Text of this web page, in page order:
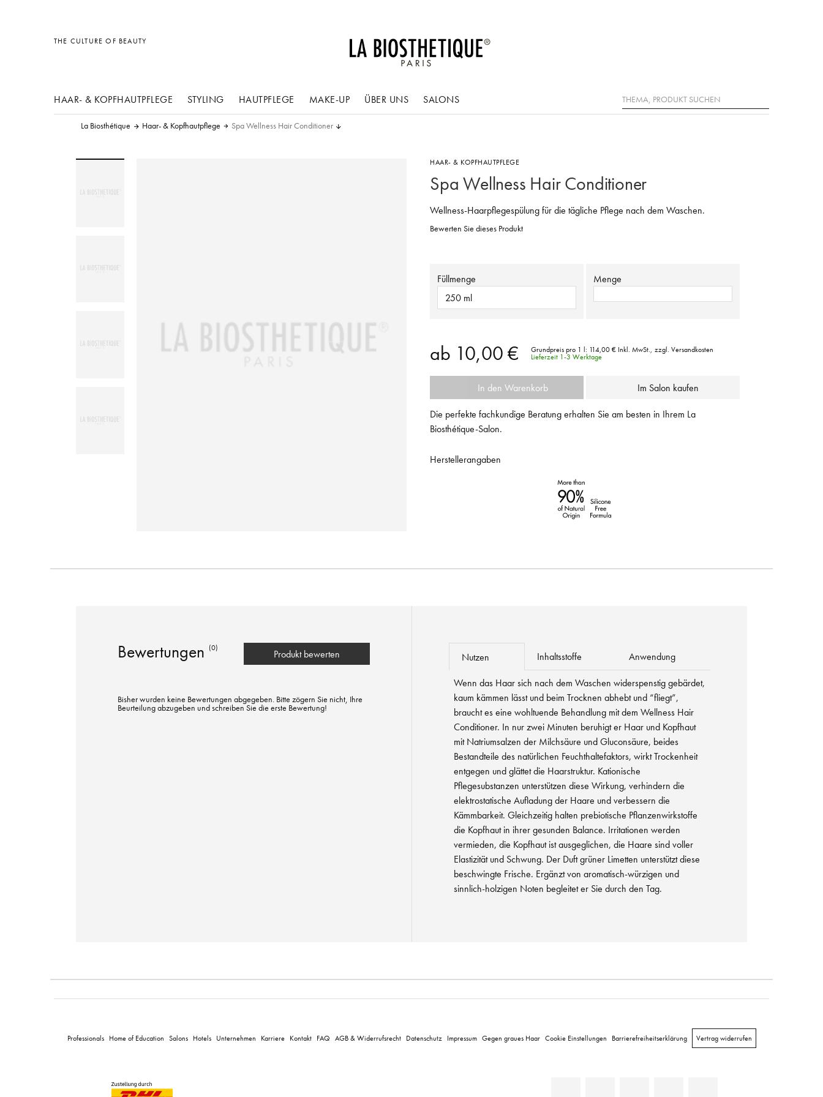
THE CULTURE OF BEAUTY
HAAR- & KOPFHAUTPFLEGE STYLING
Sonstiges
HAUTPFLEGE MAKE-UP ÜBER UNS SALONS Suche
La Biosthétique Haar- & Kopfhautpflege Spa Wellness Hair Conditioner
HAAR- & KOPFHAUTPFLEGE
Spa Wellness Hair Conditioner
Wellness-Haarpflegespülung für die tägliche Pflege nach dem Waschen.
Bewerten Sie dieses Produkt
Füllmenge
250 ml
Menge
ab 10,00 € Grundpreis pro 1 l: 114,00 € Inkl. MwSt., zzgl. Versandkosten
Lieferzeit 1-3 Werktage
In den Warenkorb Im Salon kaufen
Die perfekte fachkundige Beratung erhalten Sie am besten in Ihrem La
Biosthétique-Salon.
Herstellerangaben
Bewertungen (0)
Produkt bewerten
Bisher wurden keine Bewertungen abgegeben. Bitte zögern Sie nicht, Ihre
Beurteilung abzugeben und schreiben Sie die erste Bewertung!
Nutzen Inhaltsstoffe Anwendung
Wenn das Haar sich nach dem Waschen widerspenstig gebärdet,
kaum kämmen lässt und beim Trocknen abhebt und “fliegt”,
braucht es eine wohltuende Behandlung mit dem Wellness Hair
Conditioner. In nur zwei Minuten beruhigt er Haar und Kopfhaut
mit Natriumsalzen der Milchsäure und Gluconsäure, beides
Bestandteile des natürlichen Feuchthaltefaktors, wirkt Trockenheit
entgegen und glättet die Haarstruktur. Kationische
Pflegesubstanzen unterstützen diese Wirkung, verhindern die
elektrostatische Aufladung der Haare und verbessern die
Kämmbarkeit. Gleichzeitig halten prebiotische Pflanzenwirkstoffe
die Kopfhaut in ihrer gesunden Balance. Irritationen werden
vermieden, die Kopfhaut ist ausgeglichen, die Haare sind voller
Elastizität und Schwung. Der Duft grüner Limetten unterstützt diese
beschwingte Frische. Ergänzt von aromatisch-würzigen und
sinnlich-holzigen Noten begleitet er Sie durch den Tag.
Professionals Home of Education Salons Hotels Unternehmen Karriere Kontakt FAQ AGB & Widerrufsrecht Datenschutz Impressum Gegen graues Haar Cookie Einstellungen Barrierefreiheitserklärung Vertrag widerrufen